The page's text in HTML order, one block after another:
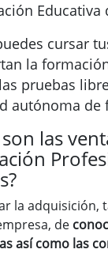
Educativa
cursar
la
pruebas
autónoma de
son las
la adquisición,
de
así como las